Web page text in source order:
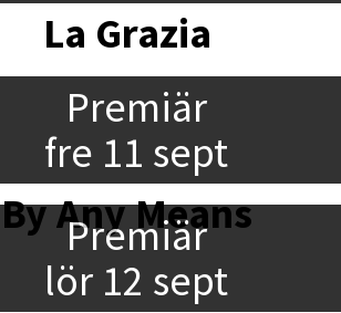
La Grazia
Premiär
fre 11 sept
By Any Means
Premiär
lör 12 sept